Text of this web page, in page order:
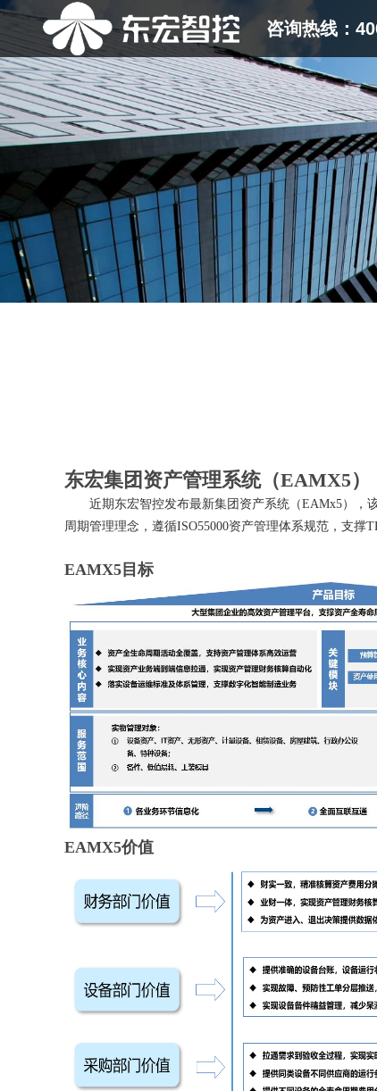
咨询热线：
东宏集团资产管理系统（EAMX5）
近期东宏智控发布最新集团资产系统（EAMx5），该
周期管理理念，遵循ISO55000资产管理体系规范，支撑
EAMX5目标
EAMX5价值